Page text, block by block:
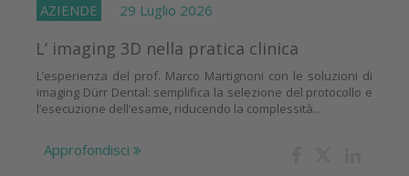
AZIENDE 29 Luglio 2026
L’ imaging 3D nella pratica clinica
L’esperienza del prof. Marco Martignoni con le soluzioni di
imaging Dürr Dental: semplifica la selezione del protocollo e
l’esecuzione dell’esame, riducendo la complessità...
Approfondisci